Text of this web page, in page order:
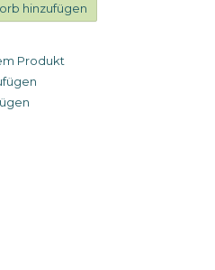
hinzufügen
Produkt